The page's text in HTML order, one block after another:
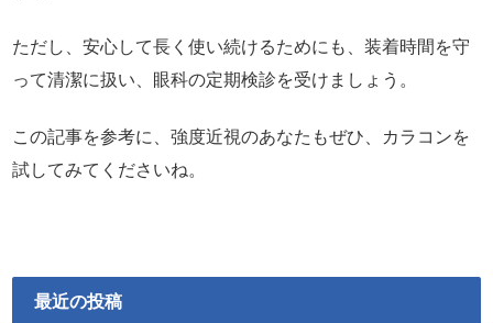
ただし、安心して長く使い続けるためにも、装着時間を守
って清潔に扱い、眼科の定期検診を受けましょう。
この記事を参考に、強度近視のあなたもぜひ、カラコンを
試してみてくださいね。
最近の投稿